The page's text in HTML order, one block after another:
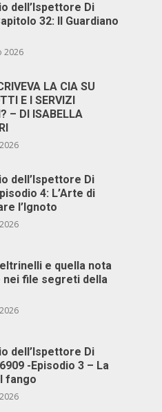
dell’Ispettore Di
32: Il Guardiano
2026
LA CIA SU
E I SERVIZI
– DI ISABELLA
dell’Ispettore Di
4: L’Arte di
l’Ignoto
e quella nota
nei file segreti della
dell’Ispettore Di
-Episodio 3 – La
fango